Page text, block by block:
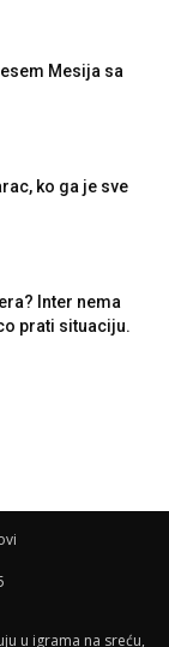
Mesija sa
ko ga je sve
Inter nema
prati situaciju.
u igrama na sreću,